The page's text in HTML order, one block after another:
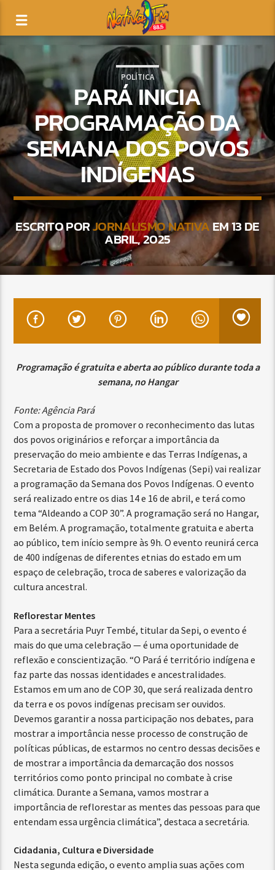
POLÍTICA
PARÁ INICIA
PROGRAMAÇÃO DA
SEMANA DOS POVOS
INDÍGENAS
ESCRITO PORJORNALISMO NATIVAEM 13 DE
ABRIL, 2025
Programação é gratuita e aberta ao público durante toda a
semana, no Hangar
Fonte: Agência Pará
Com a proposta de promover o reconhecimento das lutas
dos povos originários e reforçar a importância da
preservação do meio ambiente e das Terras Indígenas, a
Secretaria de Estado dos Povos Indígenas (Sepi) vai realizar
a programação da Semana dos Povos Indígenas. O evento
será realizado entre os dias 14 e 16 de abril, e terá como
tema “Aldeando a COP 30”. A programação será no Hangar,
em Belém. A programação, totalmente gratuita e aberta
ao público, tem início sempre às 9h. O evento reunirá cerca
de 400 indígenas de diferentes etnias do estado em um
espaço de celebração, troca de saberes e valorização da
cultura ancestral.
Reflorestar Mentes
Para a secretária Puyr Tembé, titular da Sepi, o evento é
mais do que uma celebração — é uma oportunidade de
reflexão e conscientização. “O Pará é território indígena e
faz parte das nossas identidades e ancestralidades.
Estamos em um ano de COP 30, que será realizada dentro
da terra e os povos indígenas precisam ser ouvidos.
Devemos garantir a nossa participação nos debates, para
mostrar a importância nesse processo de construção de
políticas públicas, de estarmos no centro dessas decisões e
de mostrar a importância da demarcação dos nossos
territórios como ponto principal no combate à crise
climática. Durante a Semana, vamos mostrar a
importância de reflorestar as mentes das pessoas para que
entendam essa urgência climática”, destaca a secretária.
Cidadania, Cultura e Diversidade
Nesta segunda edição, o evento amplia suas ações com